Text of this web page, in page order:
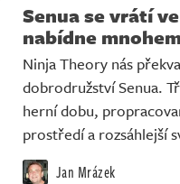
Databáze
Komunita
Redakce
Živě
Senua se vrátí
nabídne
Ninja Theory nás
dobrodružství Senua.
herní dobu,
prostředí a rozsáhlejší
Jan Mrázek